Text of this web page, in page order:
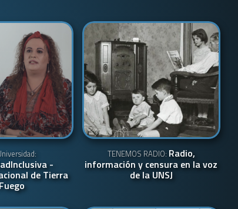
-
de Tierra
TENEMOS RADIO: Radio,
información y censura en la voz
de la UNSJ